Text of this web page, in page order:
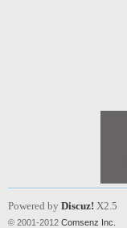
Powered by Discuz! X2.5
© 2001-2012 Comsenz Inc.